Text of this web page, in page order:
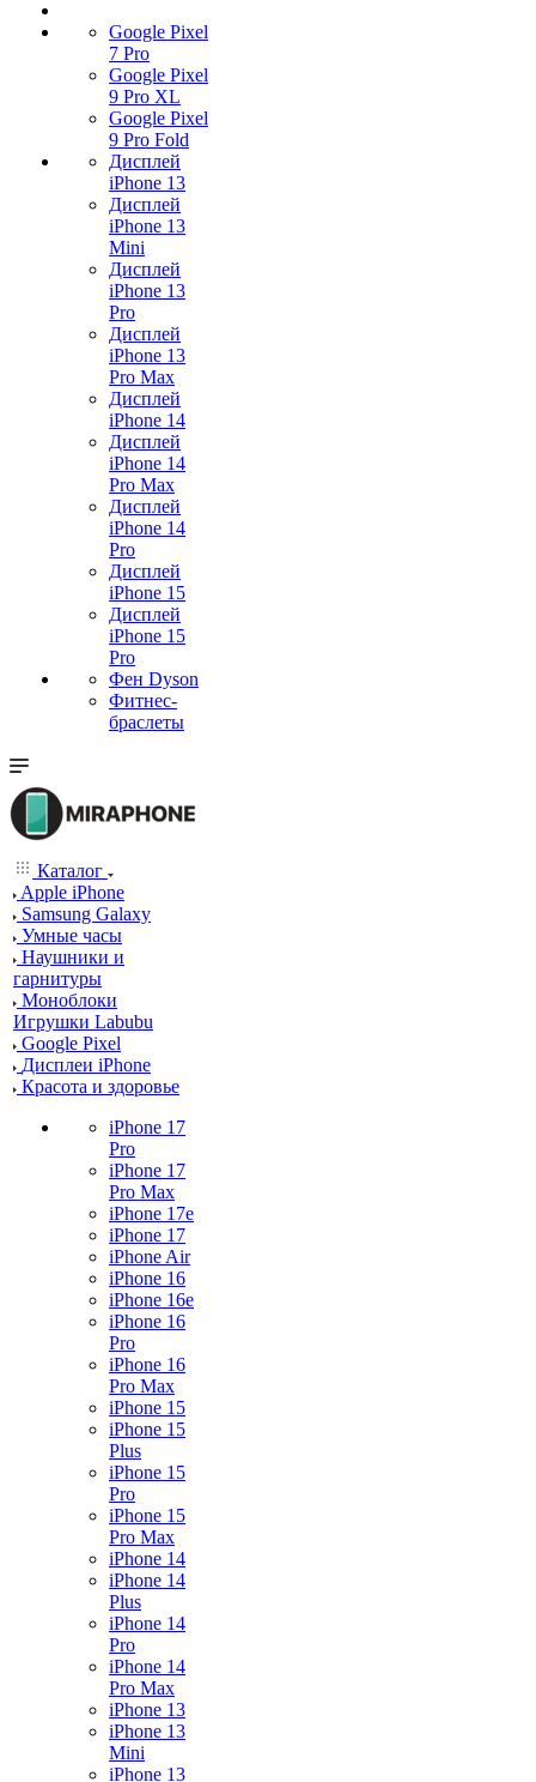
Google Pixel
7 Pro
Google Pixel
9 Pro XL
Google Pixel
9 Pro Fold
Дисплей
iPhone 13
Дисплей
iPhone 13
Mini
Дисплей
iPhone 13
Pro
Дисплей
iPhone 13
Pro Max
Дисплей
iPhone 14
Дисплей
iPhone 14
Pro Max
Дисплей
iPhone 14
Pro
Дисплей
iPhone 15
Дисплей
iPhone 15
Pro
Фен Dyson
Фитнес-
браслеты
Каталог
Apple iPhone
Samsung Galaxy
Умные часы
Наушники и
гарнитуры
Моноблоки
Игрушки Labubu
Google Pixel
Дисплеи iPhone
Красота и здоровье
iPhone 17
Pro
iPhone 17
Pro Max
iPhone 17e
iPhone 17
iPhone Air
iPhone 16
iPhone 16e
iPhone 16
Pro
iPhone 16
Pro Max
iPhone 15
iPhone 15
Plus
iPhone 15
Pro
iPhone 15
Pro Max
iPhone 14
iPhone 14
Plus
iPhone 14
Pro
iPhone 14
Pro Max
iPhone 13
iPhone 13
Mini
iPhone 13